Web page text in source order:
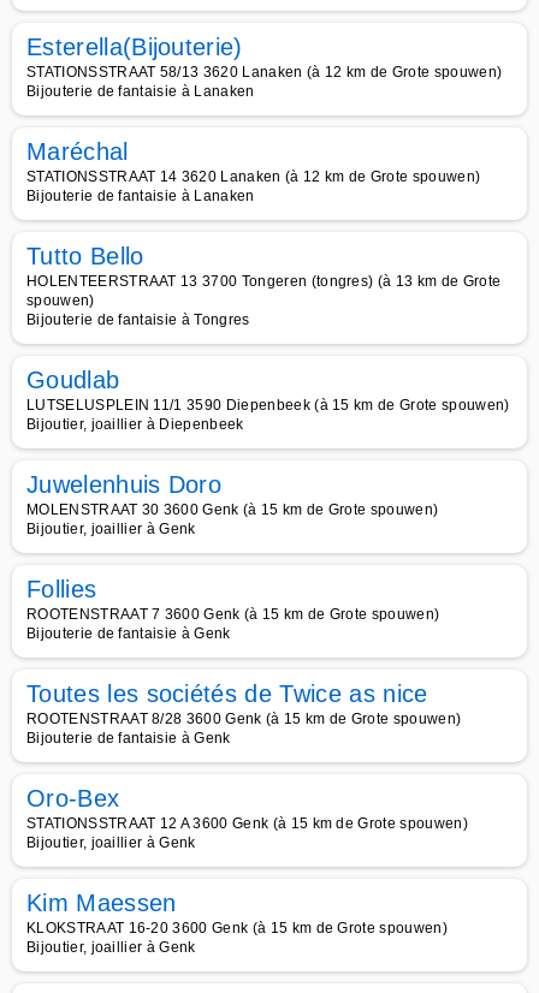
Esterella(Bijouterie)
STATIONSSTRAAT 58/13 3620 Lanaken (à 12 km de Grote spouwen)
Bijouterie de fantaisie à Lanaken
Maréchal
STATIONSSTRAAT 14 3620 Lanaken (à 12 km de Grote spouwen)
Bijouterie de fantaisie à Lanaken
Tutto Bello
HOLENTEERSTRAAT 13 3700 Tongeren (tongres) (à 13 km de Grote
spouwen)
Bijouterie de fantaisie à Tongres
Goudlab
LUTSELUSPLEIN 11/1 3590 Diepenbeek (à 15 km de Grote spouwen)
Bijoutier, joaillier à Diepenbeek
Juwelenhuis Doro
MOLENSTRAAT 30 3600 Genk (à 15 km de Grote spouwen)
Bijoutier, joaillier à Genk
Follies
ROOTENSTRAAT 7 3600 Genk (à 15 km de Grote spouwen)
Bijouterie de fantaisie à Genk
Toutes les sociétés de Twice as nice
ROOTENSTRAAT 8/28 3600 Genk (à 15 km de Grote spouwen)
Bijouterie de fantaisie à Genk
Oro-Bex
STATIONSSTRAAT 12 A 3600 Genk (à 15 km de Grote spouwen)
Bijoutier, joaillier à Genk
Kim Maessen
KLOKSTRAAT 16-20 3600 Genk (à 15 km de Grote spouwen)
Bijoutier, joaillier à Genk